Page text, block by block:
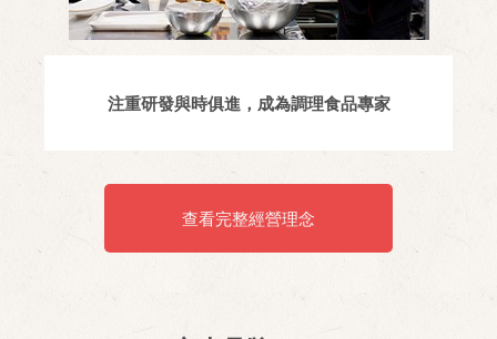
注重研發與時俱進，成為調理食品專家
查看完整經營理念